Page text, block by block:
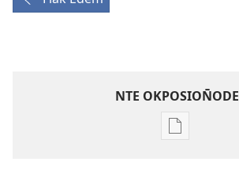
NTE OKPOSION̄ODE
Nte